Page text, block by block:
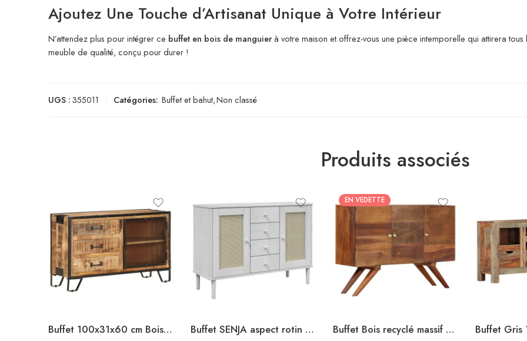
Ajoutez Une Touche d’Artisanat Unique à Votre Intérieur
N’attendez plus pour intégrer ce buffet en bois de manguierà votre maison et offrez-vous une pièce intemporelle qui attirera
meuble de qualité, conçu pour durer !
UGS :355011 Catégories: Buffet et bahut,Non classé
Produits associés
Buffet 100x31x60 cm Bois de manguier massif brut Buffet SENJA aspect rotin blanc 112x40x80cm bois massif de pin
EN VEDETTE
Buffet Bois recyclé massif 110 x 30 x 75 cm Marron